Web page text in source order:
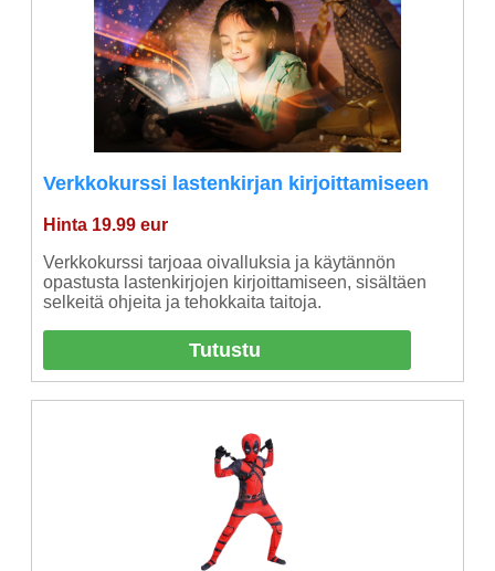
Verkkokurssi lastenkirjan kirjoittamiseen
Hinta 19.99 eur
Verkkokurssi tarjoaa oivalluksia ja käytännön
opastusta lastenkirjojen kirjoittamiseen, sisältäen
selkeitä ohjeita ja tehokkaita taitoja.
Tutustu